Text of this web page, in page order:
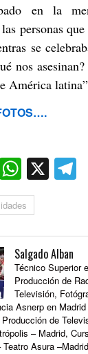
en la
personas
se
nos
América
EmailX
Salgado Alban
Técnico Superior
Producción de
Televisión,
Asnerp en
de
– Madrid,
Teatro Asura